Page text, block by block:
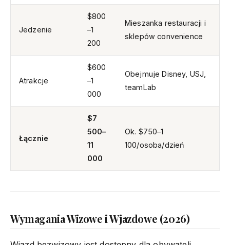
Jedzenie
$800
–1
200
Mieszanka restauracji i
sklepów convenience
Atrakcje
$600
–1
000
Obejmuje Disney, USJ,
teamLab
Łącznie
$7
500–
11
000
Ok. $750–1
100/osoba/dzień
Wymagania Wizowe i Wjazdowe (2026)